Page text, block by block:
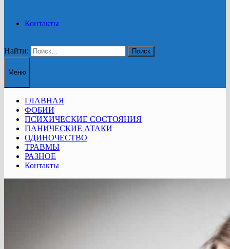
Контакты
Найти:
Меню
ГЛАВНАЯ
ФОБИИ
ПСИХИЧЕСКИЕ СОСТОЯНИЯ
ПАНИЧЕСКИЕ АТАКИ
ОДИНОЧЕСТВО
ТРАВМЫ
РАЗНОЕ
Контакты